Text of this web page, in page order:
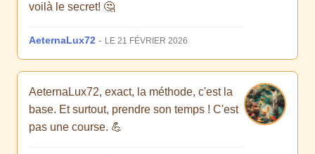
voilà le secret! 🤔
AeternaLux72 - LE 21 FÉVRIER 2026
AeternaLux72, exact, la méthode, c'est la
base. Et surtout, prendre son temps ! C'est
pas une course. 💪